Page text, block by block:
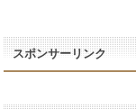
スポンサーリンク